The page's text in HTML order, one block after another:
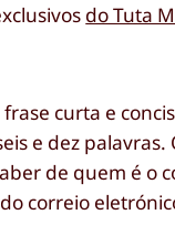
do Tuta
curta e
e dez
de quem é o
correio